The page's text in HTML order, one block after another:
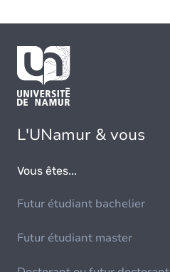
L'UNamur & vous
Vous êtes...
Futur étudiant bachelier
Futur étudiant master